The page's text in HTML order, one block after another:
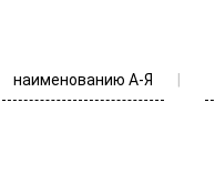
наименованию А-Я